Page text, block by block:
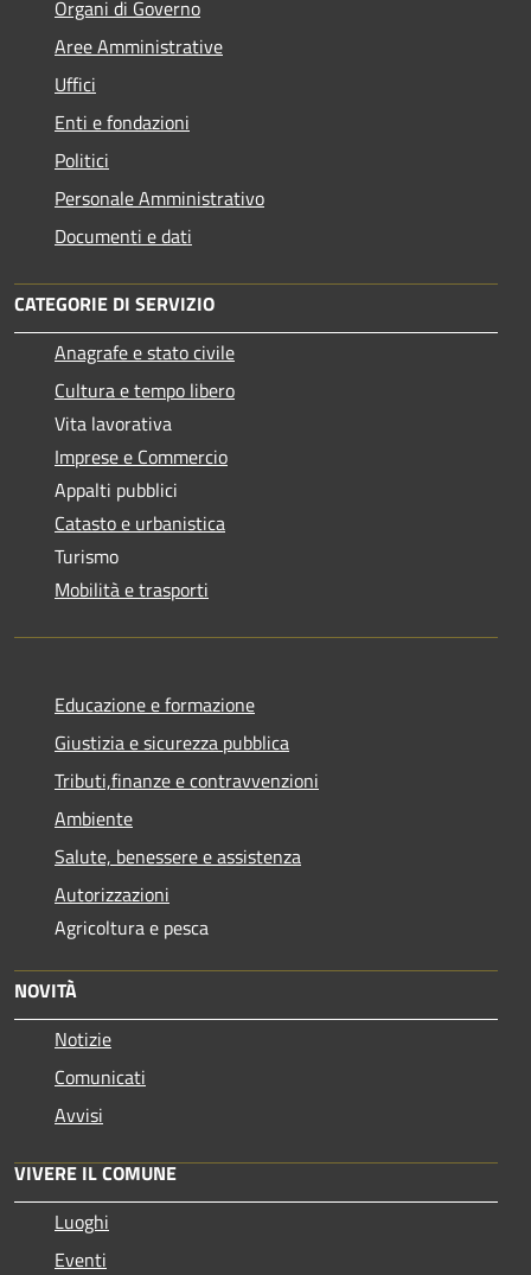
Organi di Governo
Aree Amministrative
Uffici
Enti e fondazioni
Politici
Personale Amministrativo
Documenti e dati
CATEGORIE DI SERVIZIO
Anagrafe e stato civile
Cultura e tempo libero
Vita lavorativa
Imprese e Commercio
Appalti pubblici
Catasto e urbanistica
Turismo
Mobilità e trasporti
Educazione e formazione
Giustizia e sicurezza pubblica
Tributi,finanze e contravvenzioni
Ambiente
Salute, benessere e assistenza
Autorizzazioni
Agricoltura e pesca
NOVITÀ
Notizie
Comunicati
Avvisi
VIVERE IL COMUNE
Luoghi
Eventi